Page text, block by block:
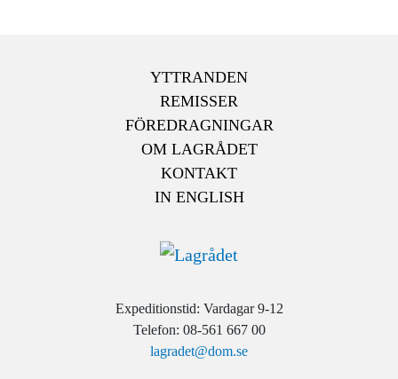
YTTRANDEN
REMISSER
FÖREDRAGNINGAR
OM LAGRÅDET
KONTAKT
IN ENGLISH
Expeditionstid: Vardagar 9-12
Telefon: 08-561 667 00
lagradet@dom.se